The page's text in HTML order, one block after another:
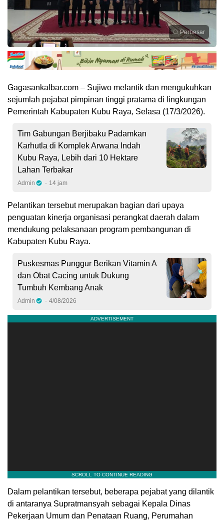
Perbesar
Gagasankalbar.com – Sujiwo melantik dan mengukuhkan
sejumlah pejabat pimpinan tinggi pratama di lingkungan
Pemerintah Kabupaten Kubu Raya, Selasa (17/3/2026).
Tim Gabungan Berjibaku Padamkan
Karhutla di Komplek Arwana Indah
Kubu Raya, Lebih dari 10 Hektare
Lahan Terbakar
Admin 14 jam
Pelantikan tersebut merupakan bagian dari upaya
penguatan kinerja organisasi perangkat daerah dalam
mendukung pelaksanaan program pembangunan di
Kabupaten Kubu Raya.
Puskesmas Punggur Berikan Vitamin A
dan Obat Cacing untuk Dukung
Tumbuh Kembang Anak
Admin 4/08/2026
Dalam pelantikan tersebut, beberapa pejabat yang dilantik
di antaranya Supratmansyah sebagai Kepala Dinas
Pekerjaan Umum dan Penataan Ruang, Perumahan